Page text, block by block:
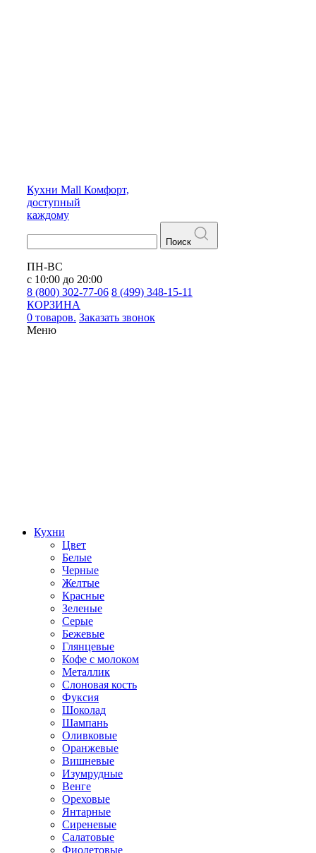
Кухни Mall Комфорт,
доступный
каждому
Поиск
ПН-ВС
с 10:00 до 20:00
8 (800) 302-77-06 8 (499) 348-15-11
КОРЗИНА
0 товаров. Заказать звонок
Меню
Кухни
Цвет
Белые
Черные
Желтые
Красные
Зеленые
Серые
Бежевые
Глянцевые
Кофе с молоком
Металлик
Слоновая кость
Фуксия
Шоколад
Шампань
Оливковые
Оранжевые
Вишневые
Изумрудные
Венге
Ореховые
Янтарные
Сиреневые
Салатовые
Фиолетовые